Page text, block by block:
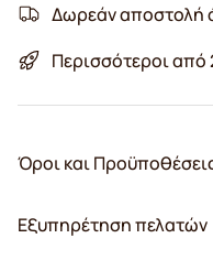
Δωρεάν αποστολή
Περισσότεροι από
Όροι και
Εξυπηρέτηση πελατών